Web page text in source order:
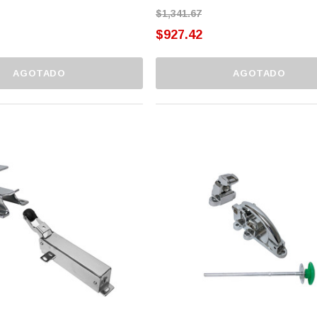
AGOTADO
$1,341.67
$927.42
AGOTADO